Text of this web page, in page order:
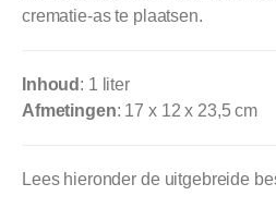
crematie-as te plaatsen.
Inhoud : 1 liter
Afmetingen: 17 x 12 x 23,5 cm
Lees hieronder de uitgebreide